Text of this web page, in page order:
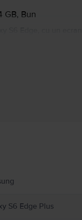
GB, Bun
S6 Edge Plus